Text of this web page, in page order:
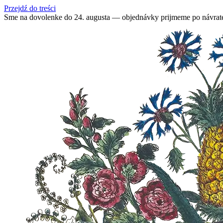
Przejdź do treści
Sme na dovolenke do 24. augusta — objednávky prijmeme po